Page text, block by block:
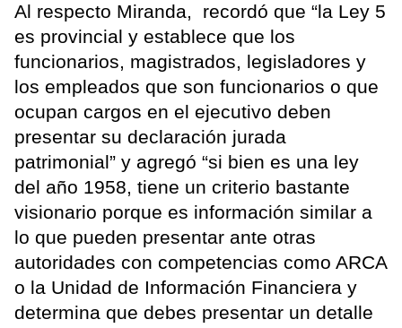
Al respecto Miranda, recordó que “la Ley 5
es provincial y establece que los
funcionarios, magistrados, legisladores y
los empleados que son funcionarios o que
ocupan cargos en el ejecutivo deben
presentar su declaración jurada
patrimonial” y agregó “si bien es una ley
del año 1958, tiene un criterio bastante
visionario porque es información similar a
lo que pueden presentar ante otras
autoridades con competencias como ARCA
o la Unidad de Información Financiera y
determina que debes presentar un detalle